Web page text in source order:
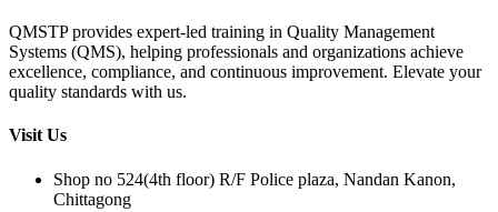
QMSTP provides expert-led training in Quality Management
Systems (QMS), helping professionals and organizations achieve
excellence, compliance, and continuous improvement. Elevate your
quality standards with us.
Visit Us
Shop no 524(4th floor) R/F Police plaza, Nandan Kanon,
Chittagong